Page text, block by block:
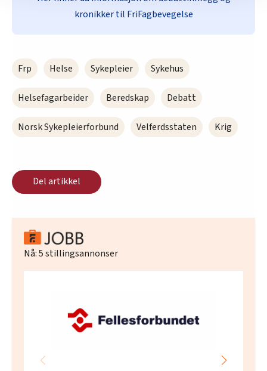
nettstedet med LO Medias egne samarbeidspartnere
innenfor analyse og annonsering. Disse er angitt i
kronikker til FriFagbevegelse
Frp Helse Sykepleier Sykehus
Helsefagarbeider Beredskap Debatt
Norsk Sykepleierforbund Velferdsstaten Krig
Del artikkel
Nå:5stillingsannonser